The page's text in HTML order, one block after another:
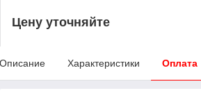
Цену уточняйте
Описание Характеристики Оплата